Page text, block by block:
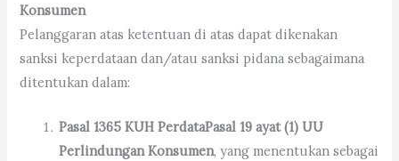
Konsumen
Pelanggaran atas ketentuan di atas dapat dikenakan
sanksi keperdataan dan/atau sanksi pidana sebagaimana
ditentukan dalam:
Pasal 1365 KUH PerdataPasal 19 ayat (1) UU
Perlindungan Konsumen, yang menentukan sebagai